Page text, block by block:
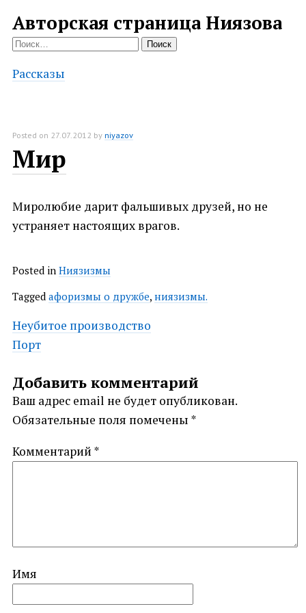
Авторская страница Ниязова
Найти:
Рассказы
Posted on 27.07.2012 byniyazov
Мир
Миролюбие дарит фальшивых друзей, но не
устраняет настоящих врагов.
Posted in Ниязизмы
Tagged афоризмы о дружбе, ниязизмы.
Post
navigation
Неубитое производство
Порт
Добавить комментарий
Ваш адрес email не будет опубликован.
Обязательные поля помечены *
Комментарий *
Имя